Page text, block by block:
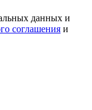
данных и
соглашения и